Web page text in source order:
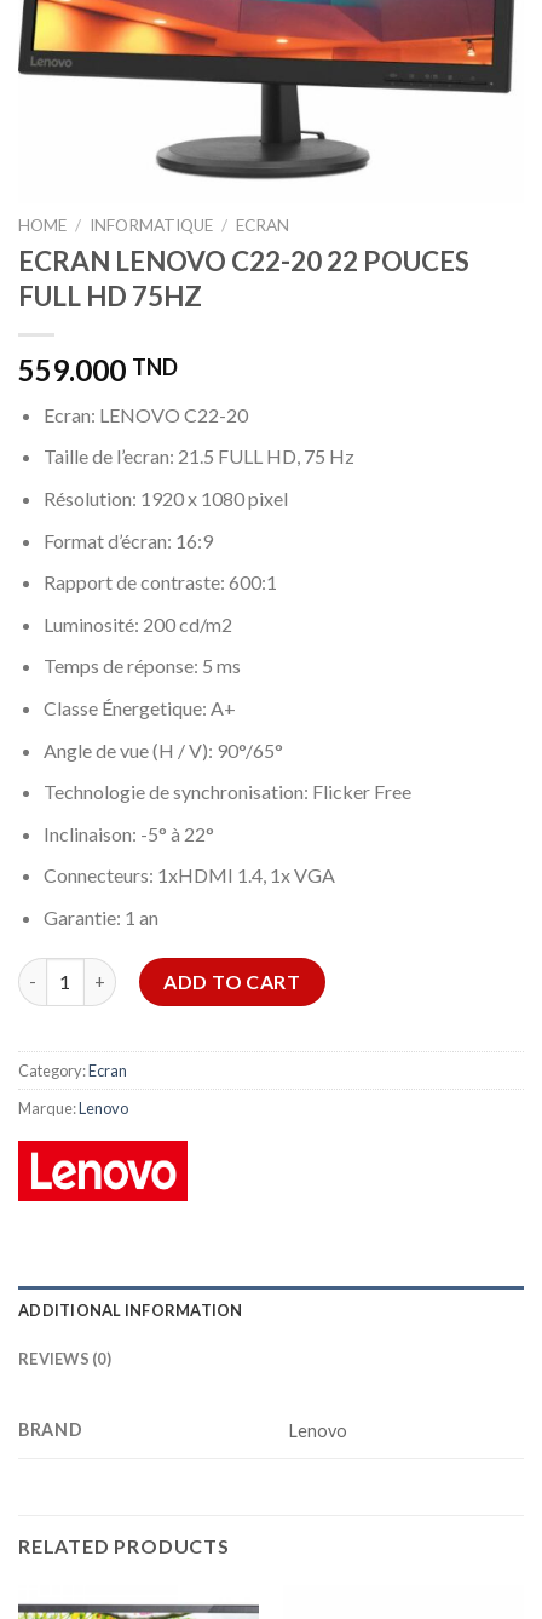
HOME / INFORMATIQUE / ECRAN
ECRAN LENOVO C22-20 22 POUCES
FULL HD 75HZ
559.000 TND
Ecran: LENOVO C22-20
Taille de l’ecran: 21.5 FULL HD, 75 Hz
Résolution: 1920 x 1080 pixel
Format d’écran: 16:9
Rapport de contraste: 600:1
Luminosité: 200 cd/m2
Temps de réponse: 5 ms
Classe Énergetique: A+
Angle de vue (H / V): 90°/65°
Technologie de synchronisation: Flicker Free
Inclinaison: -5° à 22°
Connecteurs: 1xHDMI 1.4, 1x VGA
Garantie: 1 an
ECRAN LENOVO C22-20 22 POUCES FULL HD 75HZ quantity
ADD TO CART
Category:Ecran
Marque:Lenovo
ADDITIONAL INFORMATION
REVIEWS (0)
BRAND Lenovo
RELATED PRODUCTS